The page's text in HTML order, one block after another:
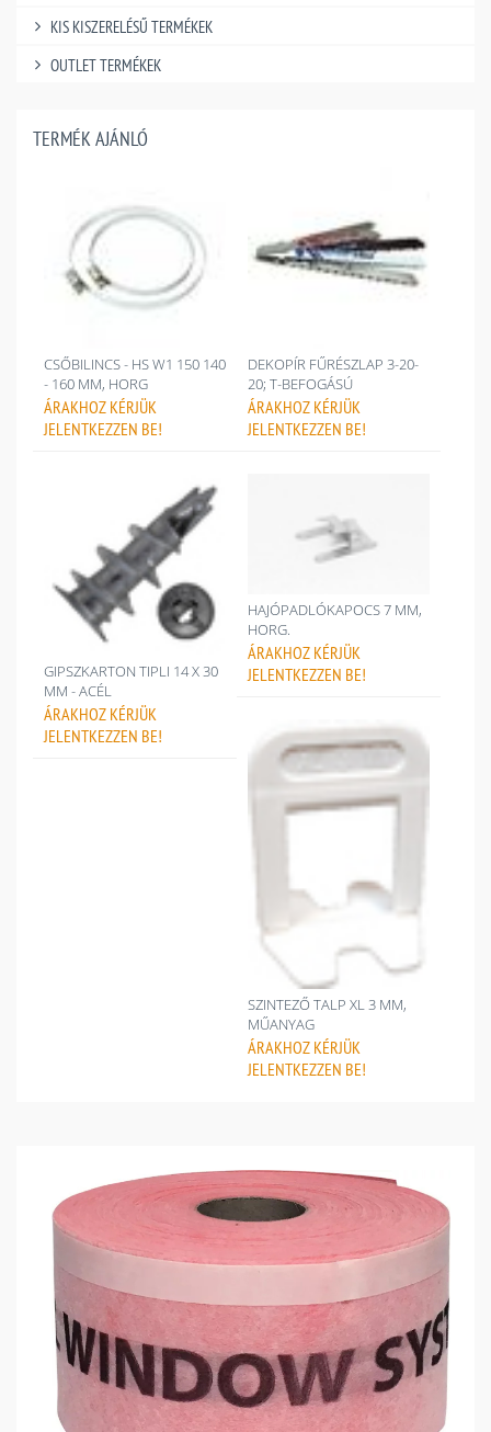
KIS KISZERELÉSŰ TERMÉKEK
OUTLET TERMÉKEK
TERMÉK AJÁNLÓ
CSŐBILINCS - HS W1 150 140
- 160 MM, HORG
ÁRAKHOZ KÉRJÜK
JELENTKEZZEN BE!
DEKOPÍR FŰRÉSZLAP 3-20-
20; T-BEFOGÁSÚ
ÁRAKHOZ KÉRJÜK
JELENTKEZZEN BE!
GIPSZKARTON TIPLI 14 X 30
MM - ACÉL
ÁRAKHOZ KÉRJÜK
JELENTKEZZEN BE!
HAJÓPADLÓKAPOCS 7 MM,
HORG.
ÁRAKHOZ KÉRJÜK
JELENTKEZZEN BE!
SZINTEZŐ TALP XL 3 MM,
MŰANYAG
ÁRAKHOZ KÉRJÜK
JELENTKEZZEN BE!